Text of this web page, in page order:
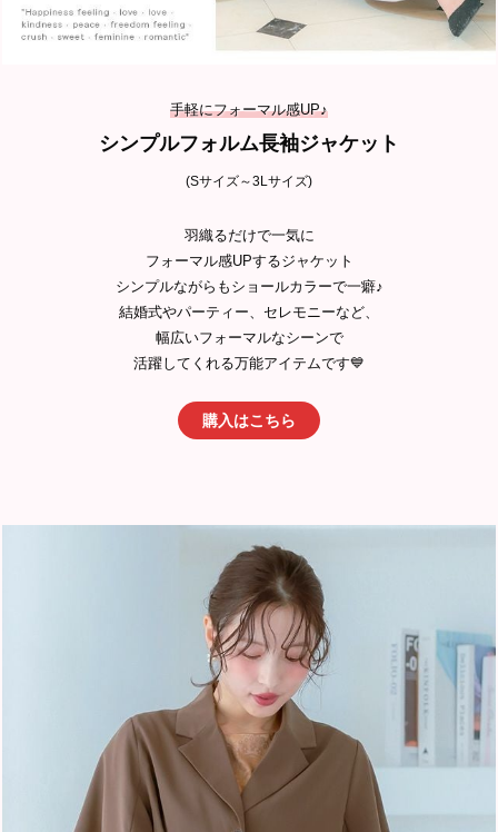
手軽にフォーマル感UP♪
シンプルフォルム長袖ジャケット
(Sサイズ～3Lサイズ)
羽織るだけで一気に
フォーマル感UPするジャケット
シンプルながらもショールカラーで一癖♪
結婚式やパーティー、セレモニーなど、
幅広いフォーマルなシーンで
活躍してくれる万能アイテムです💙
購入はこちら